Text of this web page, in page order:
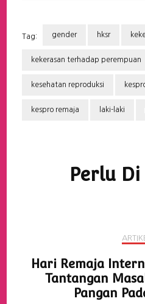
Tag: gender hksr
kekerasan terhadap perempuan
kesehatan reproduksi
kespro remaja laki-laki
Perlu Di
Hari Remaja
Tantangan
Pangan